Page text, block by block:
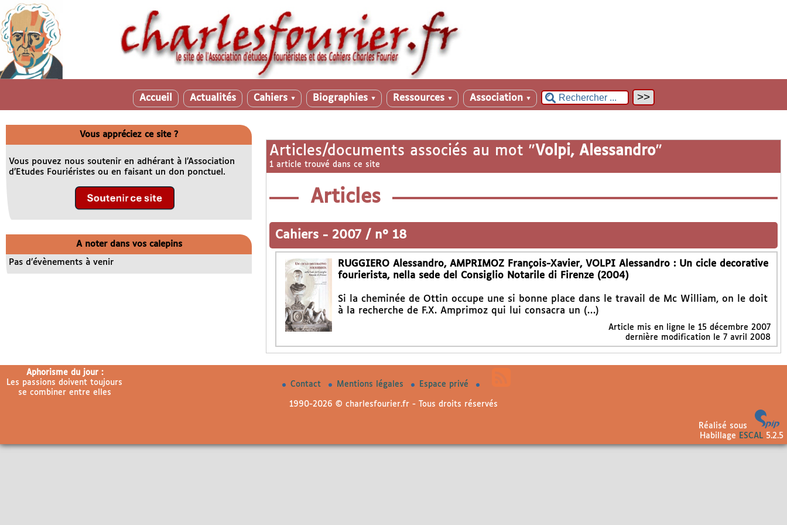
Accueil Actualités Cahiers ▼ Biographies ▼ Ressources ▼ Association ▼
Articles/documents associés au mot "Volpi, Alessandro"
1 article trouvé dans ce site
Articles
Cahiers - 2007 / n° 18
RUGGIERO Alessandro, AMPRIMOZ François-Xavier, VOLPI Alessandro : Un cicle decorative
fourierista, nella sede del Consiglio Notarile di Firenze (2004)
Si la cheminée de Ottin occupe une si bonne place dans le travail de Mc William, on le doit
à la recherche de F.X. Amprimoz qui lui consacra un (…)
Article mis en ligne le 15 décembre 2007
dernière modification le 7 avril 2008
Vous appréciez ce site ?
Vous pouvez nous soutenir en adhérant à l’Association
d’Etudes Fouriéristes ou en faisant un don ponctuel.
A noter dans vos calepins
Pas d’évènements à venir
Aphorisme du jour :
Les passions doivent toujours
se combiner entre elles
Contact Mentions légales Espace privé
1990-2026 © charlesfourier.fr - Tous droits réservés
Réalisé sous
Habillage
ESCAL5.2.5